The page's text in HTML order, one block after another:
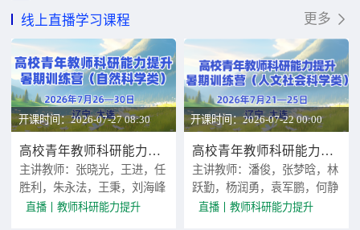
线上直播学习课程 更多
开课时间：2026-07-27 08:30
高校青年教师科研能力提升暑期训练营（自然科学类）
主讲教师：张晓光，王进，任
胜利，朱永法，王秉，刘海峰
直播 教师科研能力提升
开课时间：2026-07-22 00:00
高校青年教师科研能力提升暑期训练营（人文社会科学类）
主讲教师：潘俊，张梦晗，林
跃勤，杨润勇，袁军鹏，何静
直播 教师科研能力提升